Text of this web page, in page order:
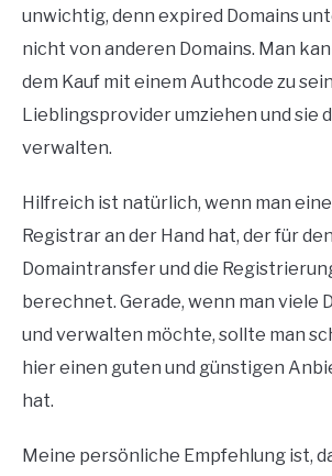
unwichtig, denn expired Domains
nicht von anderen Domains. Man
dem Kauf mit einem Authcode zu
Lieblingsprovider umziehen und sie
verwalten.
Hilfreich ist natürlich, wenn man
Registrar an der Hand hat, der für den
Domaintransfer und die
berechnet. Gerade, wenn man viele
und verwalten möchte, sollte man
hier einen guten und günstigen
hat.
Meine persönliche Empfehlung ist,